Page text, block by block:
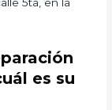
es su